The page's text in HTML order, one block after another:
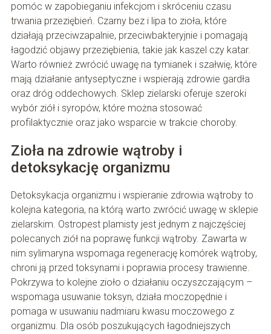
pomóc w zapobieganiu infekcjom i skróceniu czasu
trwania przeziębień. Czarny bez i lipa to zioła, które
działają przeciwzapalnie, przeciwbakteryjnie i pomagają
łagodzić objawy przeziębienia, takie jak kaszel czy katar.
Warto również zwrócić uwagę na tymianek i szałwię, które
mają działanie antyseptyczne i wspierają zdrowie gardła
oraz dróg oddechowych. Sklep zielarski oferuje szeroki
wybór ziół i syropów, które można stosować
profilaktycznie oraz jako wsparcie w trakcie choroby.
Zioła na zdrowie wątroby i
detoksykację organizmu
Detoksykacja organizmu i wspieranie zdrowia wątroby to
kolejna kategoria, na którą warto zwrócić uwagę w sklepie
zielarskim. Ostropest plamisty jest jednym z najczęściej
polecanych ziół na poprawę funkcji wątroby. Zawarta w
nim sylimaryna wspomaga regenerację komórek wątroby,
chroni ją przed toksynami i poprawia procesy trawienne.
Pokrzywa to kolejne zioło o działaniu oczyszczającym –
wspomaga usuwanie toksyn, działa moczopędnie i
pomaga w usuwaniu nadmiaru kwasu moczowego z
organizmu. Dla osób poszukujących łagodniejszych